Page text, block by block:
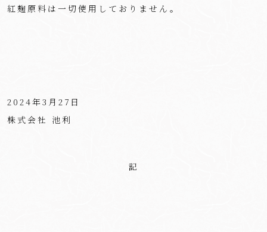
紅麹原料は一切使用しておりません。
2024年3月27日
株式会社 池利
記